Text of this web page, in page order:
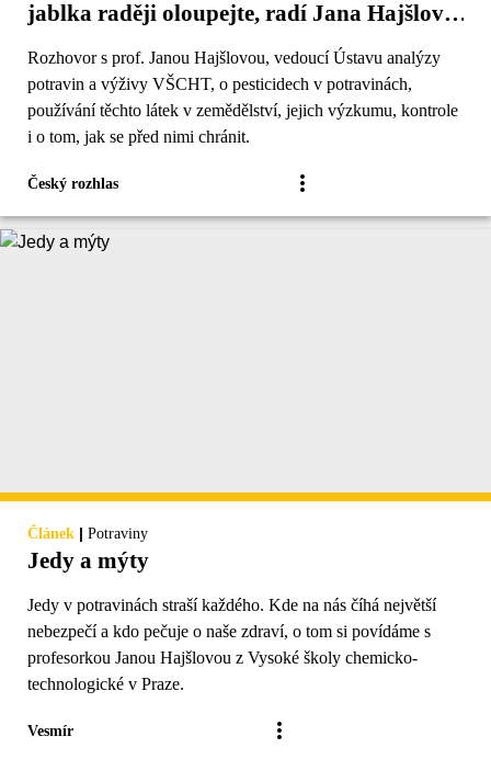
jablka raději oloupejte, radí Jana Hajšlová
Rozhovor s prof. Janou Hajšlovou, vedoucí Ústavu analýzy
potravin a výživy VŠCHT, o pesticidech v potravinách,
používání těchto látek v zemědělství, jejich výzkumu, kontrole
i o tom, jak se před nimi chránit.
Český rozhlas
Článek | Potraviny
Jedy a mýty
Jedy v potravinách straší každého. Kde na nás číhá největší
nebezpečí a kdo pečuje o naše zdraví, o tom si povídáme s
profesorkou Janou Hajšlovou z Vysoké školy chemicko-
technologické v Praze.
Vesmír